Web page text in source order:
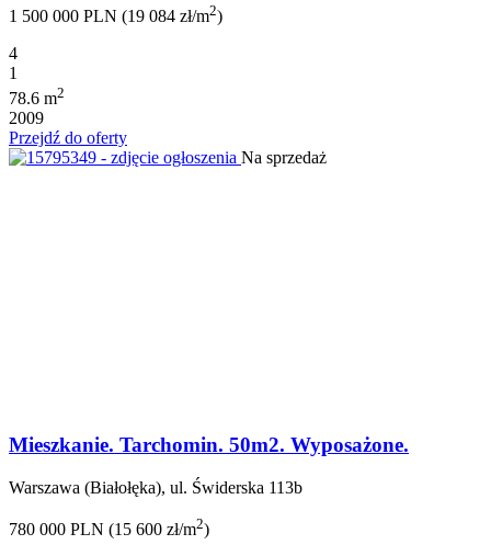
1 500 000 PLN (19 084 zł/m2)
4
1
78.6 m2
2009
Przejdź do oferty
Na sprzedaż
Mieszkanie. Tarchomin. 50m2. Wyposażone.
Warszawa (Białołęka), ul. Świderska 113b
780 000 PLN (15 600 zł/m2)